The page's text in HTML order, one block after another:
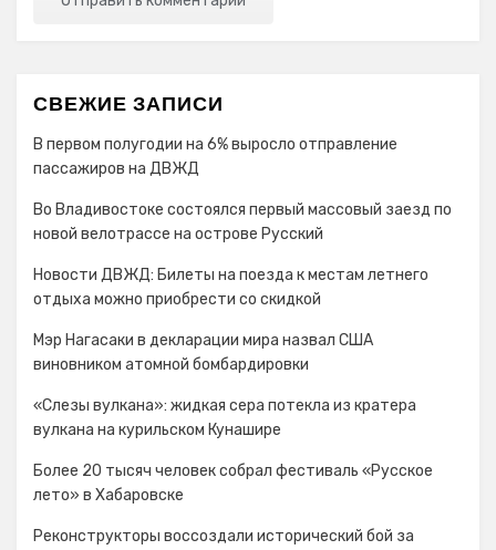
СВЕЖИЕ ЗАПИСИ
В первом полугодии на 6% выросло отправление
пассажиров на ДВЖД
Во Владивостоке состоялся первый массовый заезд по
новой велотрассе на острове Русский
Новости ДВЖД: Билеты на поезда к местам летнего
отдыха можно приобрести со скидкой
Мэр Нагасаки в декларации мира назвал США
виновником атомной бомбардировки
«Слезы вулкана»: жидкая сера потекла из кратера
вулкана на курильском Кунашире
Более 20 тысяч человек собрал фестиваль «Русское
лето» в Хабаровске
Реконструкторы воссоздали исторический бой за